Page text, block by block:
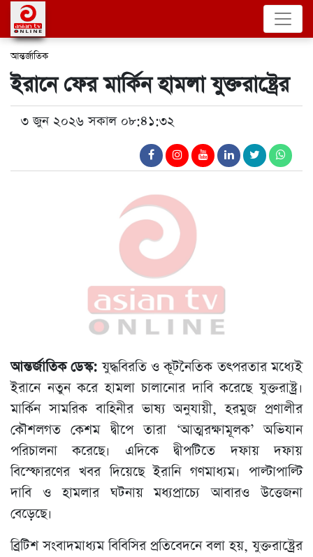
আন্তর্জাতিক
ইরানে ফের মার্কিন হামলা যুক্তরাষ্ট্রের
৩ জুন ২০২৬ সকাল ০৮:৪১:৩২
আন্তর্জাতিক ডেস্ক:যুদ্ধবিরতি ও কূটনৈতিক তৎপরতার মধ্যেই
ইরানে নতুন করে হামলা চালানোর দাবি করেছে যুক্তরাষ্ট্র।
মার্কিন সামরিক বাহিনীর ভাষ্য অনুযায়ী, হরমুজ প্রণালীর
কৌশলগত কেশম দ্বীপে তারা ‘আত্মরক্ষামূলক’ অভিযান
পরিচালনা করেছে। এদিকে দ্বীপটিতে দফায় দফায়
বিস্ফোরণের খবর দিয়েছে ইরানি গণমাধ্যম। পাল্টাপাল্টি
দাবি ও হামলার ঘটনায় মধ্যপ্রাচ্যে আবারও উত্তেজনা
বেড়েছে।
ব্রিটিশ সংবাদমাধ্যম বিবিসির প্রতিবেদনে বলা হয়, যুক্তরাষ্ট্রের